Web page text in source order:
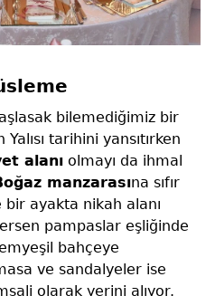
bilemediğimiz bir
tarihini yansıtırken
alanı olmayı da ihmal
manzarasına sıfır
ayakta nikah alanı
pampaslar eşliğinde
bahçeye
ve sandalyeler ise
olarak yerini alıyor.